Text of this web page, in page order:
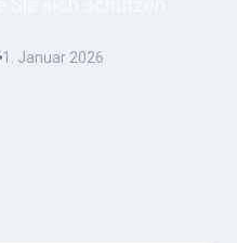
1. Januar 2026